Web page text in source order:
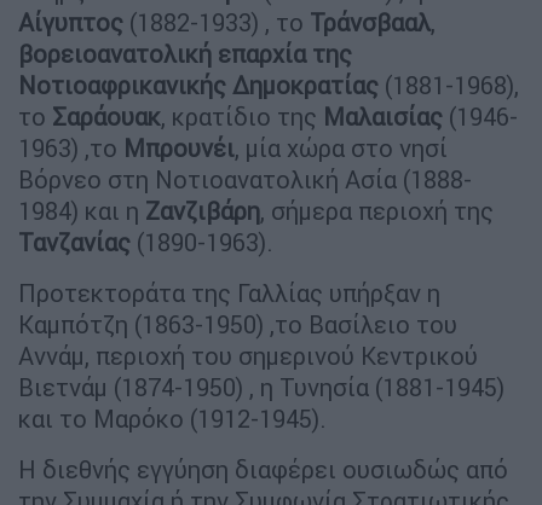
Αίγυπτος (1882-1933) , το Τράνσβααλ,
βορειοανατολική επαρχία της
Νοτιοαφρικανικής Δημοκρατίας (1881-1968),
το Σαράουακ, κρατίδιο της Μαλαισίας (1946-
1963) ,το Μπρουνέι, μία χώρα στο νησί
Βόρνεο στη Νοτιοανατολική Ασία (1888-
1984) και η Ζανζιβάρη, σήμερα περιοχή της
Τανζανίας (1890-1963).
Προτεκτοράτα της Γαλλίας υπήρξαν η
Καμπότζη (1863-1950) ,το Βασίλειο του
Αννάμ, περιοχή του σημερινού Κεντρικού
Βιετνάμ (1874-1950) , η Τυνησία (1881-1945)
και το Μαρόκο (1912-1945).
Η διεθνής εγγύηση διαφέρει ουσιωδώς από